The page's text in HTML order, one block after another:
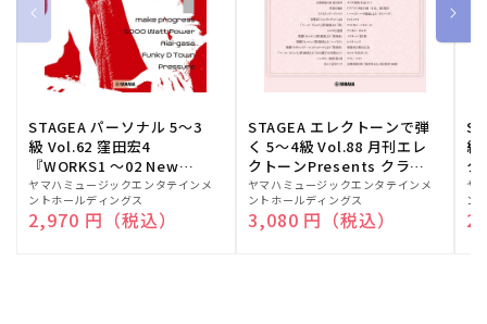
STAGEA パーソナル 5～3
級 Vol.62 窪田宏4
『WORKS1 ～02 New
edition～』
販
売
元:
ヤマハミュージックエンタテインメ
ントホールディングス
通常価格
2,970 円（税込）
STAGEA エレクトーンで弾
く 5～4級 Vol.88 月刊エレ
クトーンPresents クラシ
ック名曲集
販
売
元:
ヤマハミュージックエンタテインメ
ントホールディングス
通常価格
3,080 円（税込）
級
ク
販
売
元:
ヤ
ン